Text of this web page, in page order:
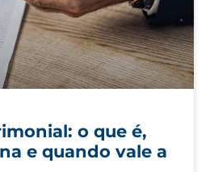
o que é,
e quando vale a